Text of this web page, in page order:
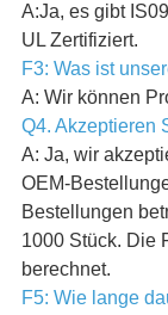
A:Ja, es gibt
UL Zertifiziert.
F3: Was ist
A: Wir können
Q4. Akzeptieren
A: Ja, wir
OEM-
Bestellungen
1000 Stück. Die
berechnet.
F5: Wie lange